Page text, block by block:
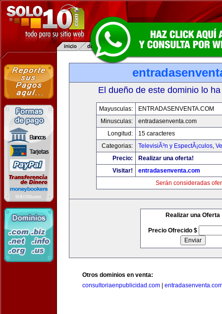
El dueño de este dominio lo
Mayusculas:
ENTRADASENVENTA.COM
Minusculas:
entradasenventa.com
Longitud:
15 caracteres
Categorias:
TelevisiÃ³n y EspectÃ¡culos,
Precio:
Realizar una oferta!
Visitar!
entradasenventa.com
Serán consideradas
Realizar una Oferta
Precio Ofrecido $
Otros dominios en venta:
consultoriaenpublicidad.com